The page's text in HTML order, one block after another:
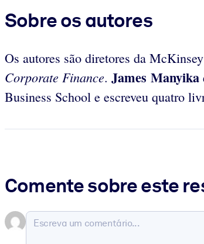
Sobre os autores
Os autores são diretores da
Corporate Finance. James Manyika
Business School e escreveu quatro
Comente sobre este